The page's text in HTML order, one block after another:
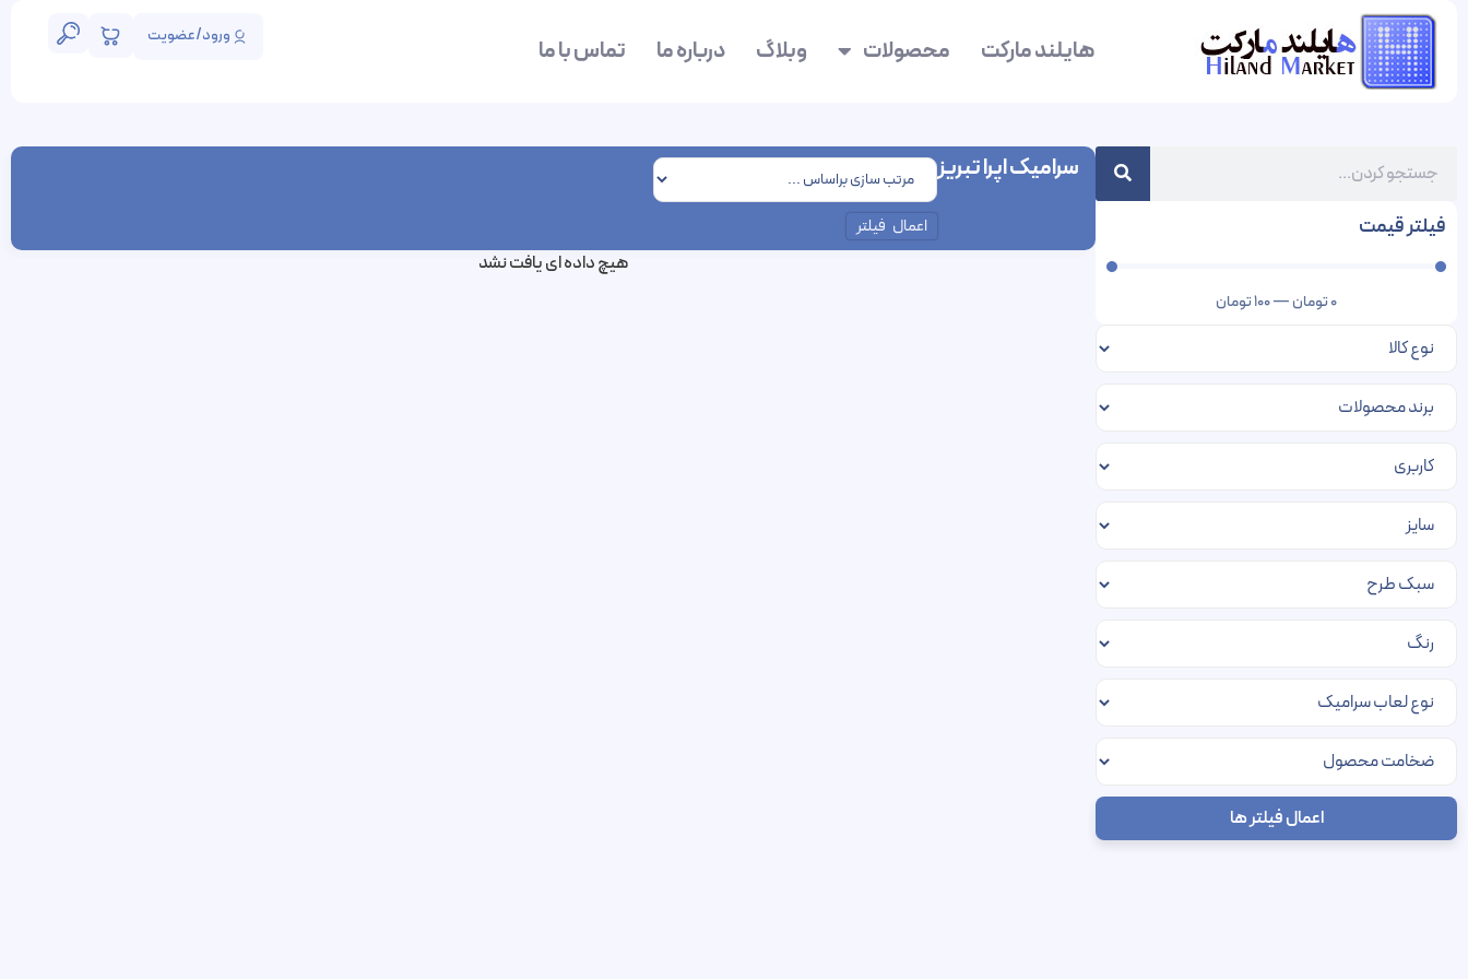
هایلند مارکت محصولات وبلاگ درباره ما تماس با ما ورود/عضویت
فیلتر قیمت
0تومان—
100تومان
اعمال فیلتر ها
سرامیک اپرا تبریز
اعمال فیلتر
هیچ داده ای یافت نشد